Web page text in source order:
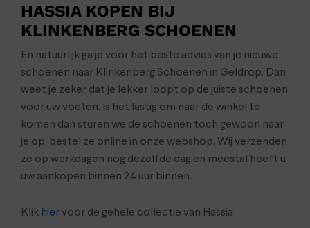
HASSIA KOPEN BIJ
KLINKENBERG SCHOENEN
En natuurlijk ga je voor het beste advies van je nieuwe
schoenen naar Klinkenberg Schoenen in Geldrop. Dan
weet je zeker dat je lekker loopt op de juiste schoenen
voor uw voeten. Is het lastig om naar de winkel te
komen dan sturen we de schoenen toch gewoon naar
je op: bestel ze online in onze webshop. Wij verzenden
ze op werkdagen nog dezelfde dag en meestal heeft u
uw aankopen binnen 24 uur binnen.
Klik hiervoor de gehele collectie van Hassia